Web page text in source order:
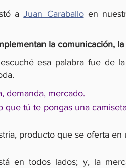
a
Juan Caraballo en
la comunicación,
esa palabra fue de
demanda, mercado.
que tú te pongas una
producto que se oferta en
en todos lados; y, la